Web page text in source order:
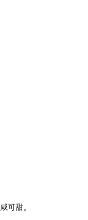
可甜。